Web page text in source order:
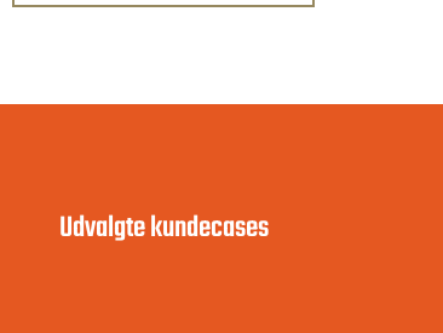
Udvalgte kundecases